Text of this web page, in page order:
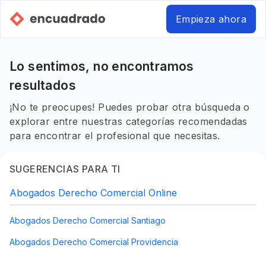
Empieza ahora
Lo sentimos, no encontramos
resultados
¡No te preocupes! Puedes probar otra búsqueda o
explorar entre nuestras categorías recomendadas
para encontrar el profesional que necesitas.
SUGERENCIAS PARA TI
Abogados Derecho Comercial Online
Abogados Derecho Comercial Santiago
Abogados Derecho Comercial Providencia